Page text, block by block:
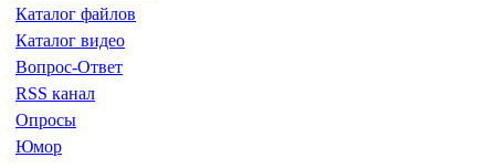
Каталог файлов
Каталог видео
Вопрос-Ответ
RSS канал
Опросы
Юмор